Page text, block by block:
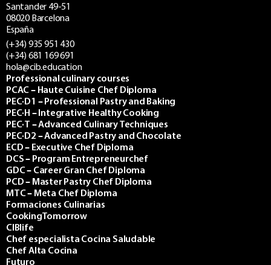
Santander 49-51
08020 Barcelona
España
(+34) 935 951 430
(+34) 681 169 691
hola@cib.education
Professional culinary courses
PCAC – Haute Cuisine Chef Diploma
PEC·D1 – Professional Pastry and Baking
PEC·H – Integrative Healthy Cooking
PEC·T – Advanced Culinary Techniques
PEC·D2 – Advanced Pastry and Chocolate
ECD – Executive Chef Diploma
DCS – Program Entrepreneurchef
GDC – Career Gran Chef Diploma
PCD – Master Pastry Chef Diploma
MTC – Meta Chef Diploma
Formaciones Culinarias
CookingTomorrow
CIBlife
Chef especialista Cocina Saludable
Chef Alta Cocina
Futuro